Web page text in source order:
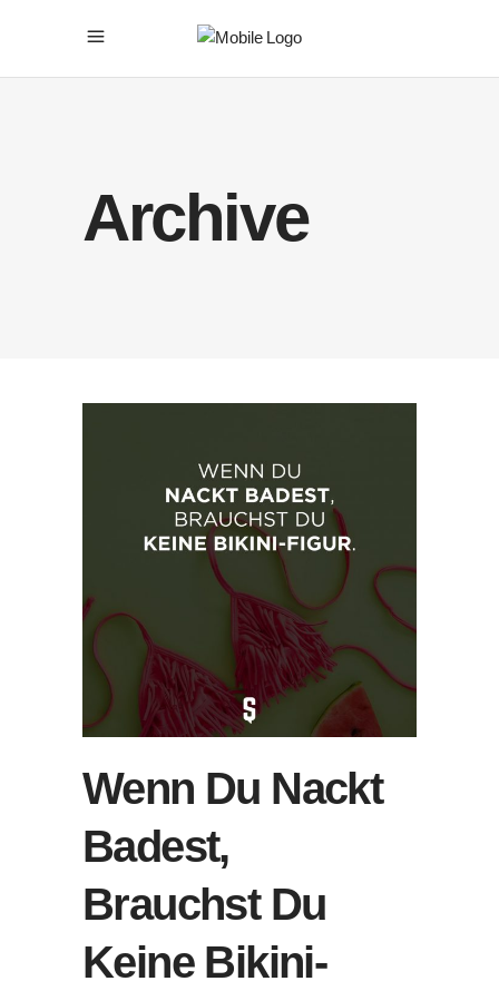
Archive
Wenn Du Nackt
Badest,
Brauchst Du
Keine Bikini-